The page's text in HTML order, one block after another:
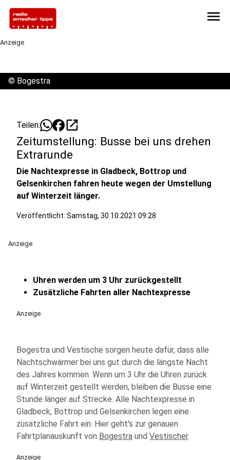
menu
Anzeige
© Bogestra
Teilen: open_in_new
Zeitumstellung: Busse bei uns drehen
Extrarunde
Die Nachtexpresse in Gladbeck, Bottrop und
Gelsenkirchen fahren heute wegen der Umstellung
auf Winterzeit länger.
Veröffentlicht: Samstag, 30.10.2021 09:28
Anzeige
Uhren werden um 3 Uhr zurückgestellt
Zusätzliche Fahrten aller Nachtexpresse
Anzeige
Bogestra und Vestische sorgen heute dafür, dass alle
Nachtschwärmer bei uns gut durch die längste Nacht
des Jahres kommen. Wenn um 3 Uhr die Uhren zurück
auf Winterzeit gestellt werden, bleiben die Busse eine
Stunde länger auf Strecke. Alle Nachtexpresse in
Gladbeck, Bottrop und Gelsenkirchen legen eine
zusätzliche Fahrt ein. Hier geht's zur genauen
Fahrtplanauskunft von Bogestra und Vestischer.
Anzeige